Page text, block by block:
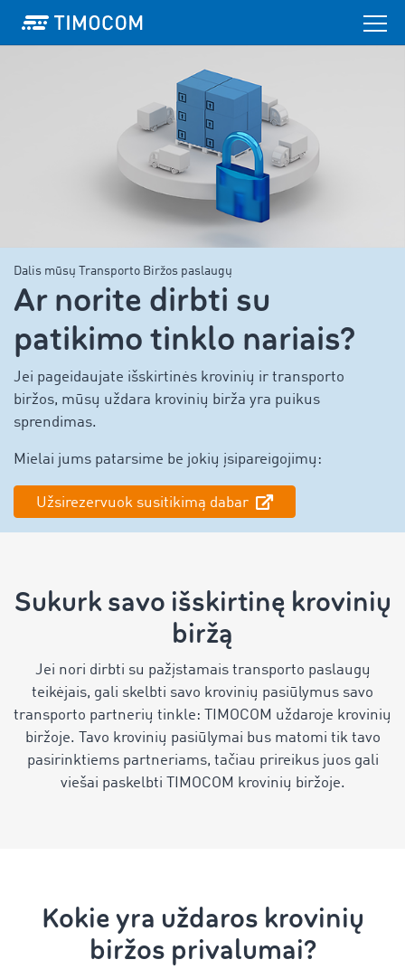
Dalis mūsų Transporto Biržos paslaugų
Ar norite dirbti su
patikimo tinklo nariais?
Jei pageidaujate išskirtinės krovinių ir transporto
biržos, mūsų uždara krovinių birža yra puikus
sprendimas.
Mielai jums patarsime be jokių įsipareigojimų:
Užsirezervuok susitikimą dabar
Sukurk savo išskirtinę krovinių
biržą
Jei nori dirbti su pažįstamais transporto paslaugų
teikėjais, gali skelbti savo krovinių pasiūlymus savo
transporto partnerių tinkle: TIMOCOM uždaroje krovinių
biržoje. Tavo krovinių pasiūlymai bus matomi tik tavo
pasirinktiems partneriams, tačiau prireikus juos gali
viešai paskelbti TIMOCOM krovinių biržoje.
Kokie yra uždaros krovinių
biržos privalumai?